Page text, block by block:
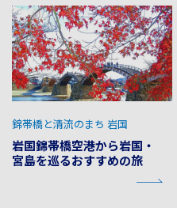
岩国錦帯橋空港から岩国・
宮島を巡るおすすめの旅
錦帯橋と清流のまち 岩国